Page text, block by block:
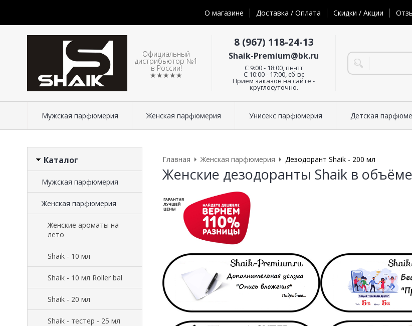
О магазине Доставка / Оплата Скидки / Акции
Официальный
дистрибьютор №1
в России!
★★★★★
8 (967) 118-24-13
Shaik-Premium@bk.ru
C 9:00 - 18:00, пн-пт
С 10:00 - 17:00, сб-вс
Приём заказов на сайте -
круглосуточно.
Мужская парфюмерия Женская парфюмерия Унисекс парфюмерия Детская
Каталог
Мужская парфюмерия
Женская парфюмерия
Женские ароматы на
лето
Shaik - 10 мл
Shaik - 10 мл Roller bal
Shaik - 20 мл
Shaik - тестер - 25 мл
Главная Женская парфюмерия Дезодорант Shaik - 200 мл
Женские дезодоранты Shaik в